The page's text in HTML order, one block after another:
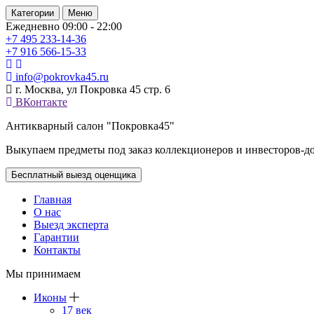
Категории Меню
Ежедневно 09:00 - 22:00
+7 495 233-14-36
+7 916 566-15-33
info@pokrovka45.ru
г. Москва, ул Покровка 45 стр. 6
ВКонтакте
Антикварный салон "Покровка45"
Выкупаем предметы под заказ коллекционеров и инвесторов-
Бесплатный выезд оценщика
Главная
О нас
Выезд эксперта
Гарантии
Контакты
Мы принимаем
Иконы
17 век